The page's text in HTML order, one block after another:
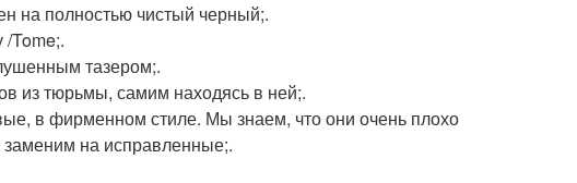
на полностью чистый черный;.
/Tome;.
тазером;.
из тюрьмы, самим находясь в ней;.
в фирменном стиле. Мы знаем, что они очень плохо
на исправленные;.